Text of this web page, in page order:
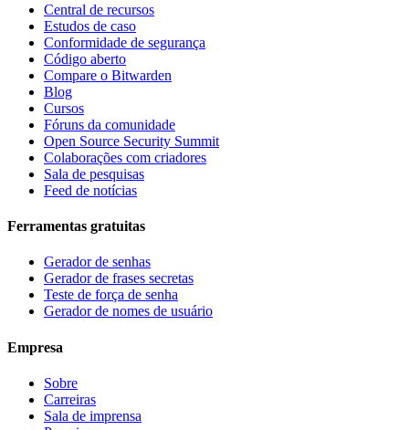
Central de recursos
Estudos de caso
Conformidade de segurança
Código aberto
Compare o Bitwarden
Blog
Cursos
Fóruns da comunidade
Open Source Security Summit
Colaborações com criadores
Sala de pesquisas
Feed de notícias
Ferramentas gratuitas
Gerador de senhas
Gerador de frases secretas
Teste de força de senha
Gerador de nomes de usuário
Empresa
Sobre
Carreiras
Sala de imprensa